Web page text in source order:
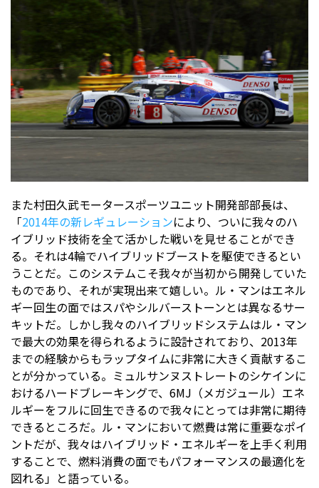
また村田久武モータースポーツユニット開発部部長は、
「2014年の新レギュレーションにより、ついに我々のハ
イブリッド技術を全て活かした戦いを見せることができ
る。それは4輪でハイブリッドブーストを駆使できるとい
うことだ。このシステムこそ我々が当初から開発していた
ものであり、それが実現出来て嬉しい。ル・マンはエネル
ギー回生の面ではスパやシルバーストーンとは異なるサー
キットだ。しかし我々のハイブリッドシステムはル・マン
で最大の効果を得られるように設計されており、2013年
までの経験からもラップタイムに非常に大きく貢献するこ
とが分かっている。ミュルサンヌストレートのシケインに
おけるハードブレーキングで、6MJ（メガジュール）エネ
ルギーをフルに回生できるので我々にとっては非常に期待
できるところだ。ル・マンにおいて燃費は常に重要なポイ
ントだが、我々はハイブリッド・エネルギーを上手く利用
することで、燃料消費の面でもパフォーマンスの最適化を
図れる」と語っている。